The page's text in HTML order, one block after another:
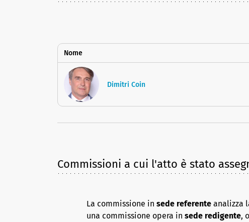
Nome
Dimitri Coin
Commissioni a cui l'atto è stato
La commissione in sede referente analizza
una commissione opera in sede redigente,